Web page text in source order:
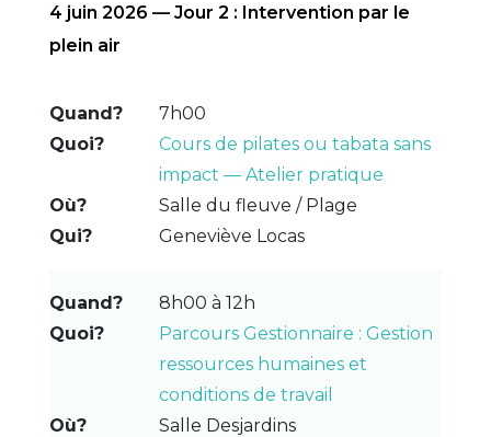
4 juin 2026 — Jour 2 : Intervention par le
plein air
7h00
Cours de pilates ou tabata sans
impact — Atelier pratique
Salle du fleuve / Plage
Geneviève Locas
8h00 à 12h
Parcours Gestionnaire : Gestion
ressources humaines et
conditions de travail
Salle Desjardins